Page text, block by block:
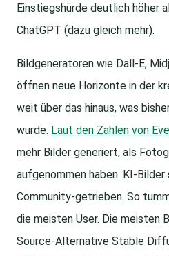
Einstiegshürde deutlich höher
ChatGPT (dazu gleich mehr).
Bildgeneratoren wie Dall-E,
öffnen neue Horizonte in der
weit über das hinaus, was
wurde. Laut den Zahlen von
mehr Bilder generiert, als
aufgenommen haben. KI-
Community-getrieben. So
die meisten User. Die meisten
Source-Alternative Stable